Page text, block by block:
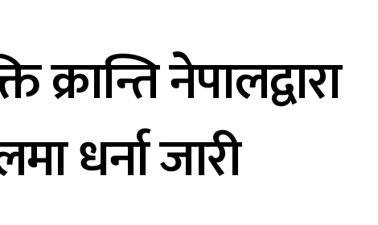
क्रान्ति नेपालद्वारा
धर्ना जारी